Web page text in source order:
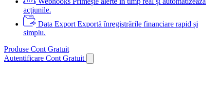
acțiunile.
Data Export Exportă înregistrările financiare rapid și
simplu.
Produse Cont Gratuit
Autentificare Cont Gratuit